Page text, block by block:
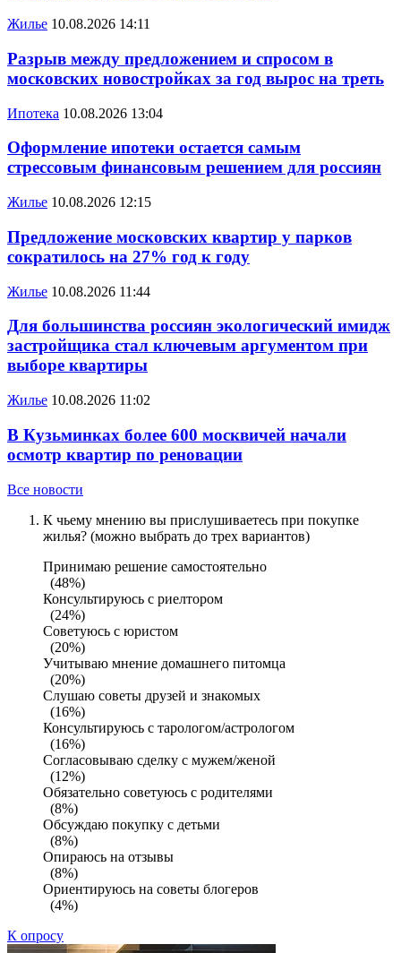
Жилье 10.08.2026 14:11
Разрыв между предложением и спросом в
московских новостройках за год вырос на треть
Ипотека 10.08.2026 13:04
Оформление ипотеки остается самым
стрессовым финансовым решением для россиян
Жилье 10.08.2026 12:15
Предложение московских квартир у парков
сократилось на 27% год к году
Жилье 10.08.2026 11:44
Для большинства россиян экологический имидж
застройщика стал ключевым аргументом при
выборе квартиры
Жилье 10.08.2026 11:02
В Кузьминках более 600 москвичей начали
осмотр квартир по реновации
Все новости
К чьему мнению вы прислушиваетесь при покупке
жилья? (можно выбрать до трех вариантов)
Принимаю решение самостоятельно
(48%)
Консультируюсь с риелтором
(24%)
Советуюсь с юристом
(20%)
Учитываю мнение домашнего питомца
(20%)
Слушаю советы друзей и знакомых
(16%)
Консультируюсь с тарологом/астрологом
(16%)
Согласовываю сделку с мужем/женой
(12%)
Обязательно советуюсь с родителями
(8%)
Обсуждаю покупку с детьми
(8%)
Опираюсь на отзывы
(8%)
Ориентируюсь на советы блогеров
(4%)
К опросу